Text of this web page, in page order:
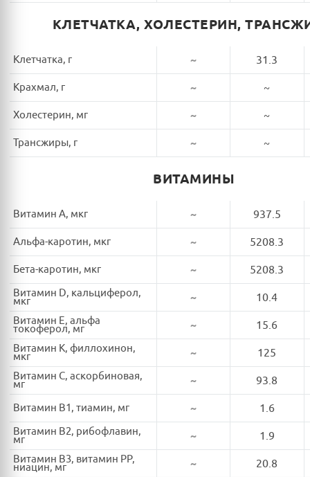
КЛЕТЧАТКА, ХОЛЕСТЕРИН,
Клетчатка, г ~ 31.3
Крахмал, г ~ ~
Холестерин, мг ~ ~
Трансжиры, г ~ ~
ВИТАМИНЫ
Витамин A, мкг ~ 937.5
Альфа-каротин, мкг ~ 5208.3
Бета-каротин, мкг ~ 5208.3
Витамин D, кальциферол,
мкг ~ 10.4
Витамин E, альфа
токоферол, мг ~ 15.6
Витамин K, филлохинон,
мкг ~ 125
Витамин C, аскорбиновая,
мг ~ 93.8
Витамин B1, тиамин, мг ~ 1.6
Витамин B2, рибофлавин,
мг ~ 1.9
Витамин B3, витамин PP,
ниацин, мг ~ 20.8